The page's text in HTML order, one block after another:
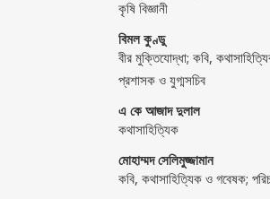
কৃষি বিজ্ঞানী
বিমল কুণ্ডু
বীর মুক্তিযোদ্ধা; কবি,
প্রশাসক ও যুগ্মসচিব
এ কে আজাদ দুলাল
কথাসাহিত্যিক
মোহাম্মদ সেলিমুজ্জামান
কবি, কথাসাহিত্যিক ও গবেষক;